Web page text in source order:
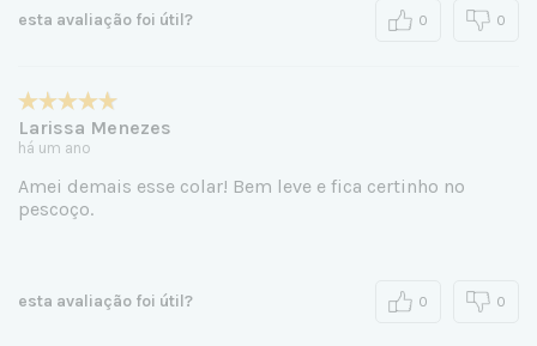
esta avaliação foi útil? 0 0
Larissa Menezes
há um ano
Amei demais esse colar! Bem leve e fica certinho no
pescoço.
esta avaliação foi útil? 0 0